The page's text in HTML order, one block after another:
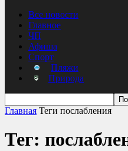
Все новости
Главное
ЧП
Афиша
Спорт
Пляжи
Природа
Главная Теги послабления
Тег: